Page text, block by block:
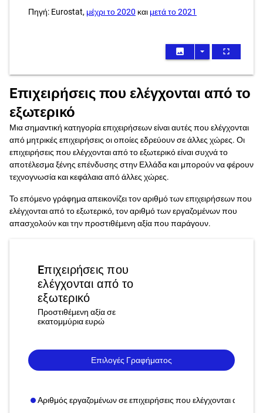
Πηγή: Eurostat, μέχρι το 2020 και μετά το 2021
image arrow_drop_down fullscreen
Eπιχειρήσεις που ελέγχονται από το
εξωτερικό
Μια σημαντική κατηγορία επιχειρήσεων είναι αυτές που ελέγχονται
από μητρικές επιχειρήσεις οι οποίες εδρεύουν σε άλλες χώρες. Οι
επιχειρήσεις που ελέγχονται από το εξωτερικό είναι συχνά το
αποτέλεσμα ξένης επένδυσης στην Ελλάδα και μπορούν να φέρουν
τεχνογνωσία και κεφάλαια από άλλες χώρες.
Το επόμενο γράφημα απεικονίζει τον αριθμό των επιχειρήσεων που
ελέγχονται από το εξωτερικό, τον αριθμό των εργαζομένων που
απασχολούν και την προστιθέμενη αξία που παράγουν.
Eπιχειρήσεις που
ελέγχονται από το
εξωτερικό
Προστιθέμενη αξία σε
εκατομμύρια ευρώ
Επιλογές Γραφήματος
Αριθμός εργαζομένων σε επιχειρήσεις που ελέγχονται από το